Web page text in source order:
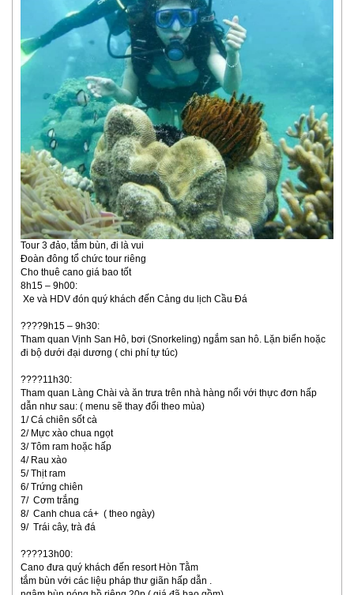
Tour 3 đảo, tắm bùn, đi là vui
Đoàn đông tổ chức tour riêng
Cho thuê cano giá bao tốt
8h15 – 9h00:
Xe và HDV đón quý khách đến Cảng du lịch Cầu Đá
????9h15 – 9h30:
Tham quan Vịnh San Hô, bơi (Snorkeling) ngắm san hô. Lặn biển hoặc
đi bộ dưới đại dương ( chi phí tự túc)
????11h30:
Tham quan Làng Chài và ăn trưa trên nhà hàng nổi với thực đơn hấp
dẫn như sau: ( menu sẽ thay đổi theo mùa)
1/ Cá chiên sốt cà
2/ Mực xào chua ngọt
3/ Tôm ram hoặc hấp
4/ Rau xào
5/ Thịt ram
6/ Trứng chiên
7/ Cơm trắng
8/ Canh chua cá+ ( theo ngày)
9/ Trái cây, trà đá
????13h00:
Cano đưa quý khách đến resort Hòn Tằm
tắm bùn với các liệu pháp thư giãn hấp dẫn .